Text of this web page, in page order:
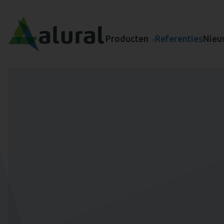
Producten Referenties